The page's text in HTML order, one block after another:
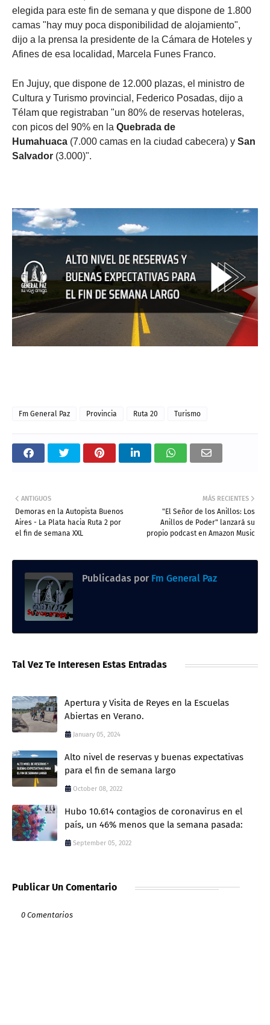
elegida para este fin de semana y que dispone de 1.800
camas "hay muy poca disponibilidad de alojamiento",
dijo a la prensa la presidente de la Cámara de Hoteles y
Afines de esa localidad, Marcela Funes Franco.
En Jujuy, que dispone de 12.000 plazas, el ministro de
Cultura y Turismo provincial, Federico Posadas, dijo a
Télam que registraban "un 80% de reservas hoteleras,
con picos del 90% en la Quebrada de
Humahuaca (7.000 camas en la ciudad cabecera) y San
Salvador (3.000)".
Fm General Paz Provincia Ruta 20 Turismo
MÁS RECIENTES
"El Señor de los Anillos: Los
Anillos de Poder" lanzará su
propio podcast en Amazon Music
ANTIGUOS
Demoras en la Autopista Buenos
Aires - La Plata hacia Ruta 2 por
el fin de semana XXL
Publicadas por Fm General Paz
Tal Vez Te Interesen Estas Entradas
Apertura y Visita de Reyes en la Escuelas
Abiertas en Verano.
January 05, 2024
Alto nivel de reservas y buenas expectativas
para el fin de semana largo
October 08, 2022
Hubo 10.614 contagios de coronavirus en el
país, un 46% menos que la semana pasada:
September 05, 2022
Publicar Un Comentario
0 Comentarios